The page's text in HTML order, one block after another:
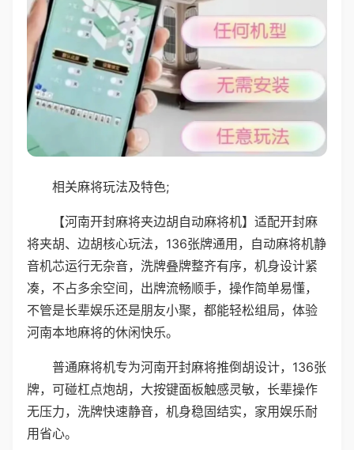
相关麻将玩法及特色;
【河南开封麻将夹边胡自动麻将机】适配开封麻
将夹胡、边胡核心玩法，136张牌通用，自动麻将机静
音机芯运行无杂音，洗牌叠牌整齐有序，机身设计紧
凑，不占多余空间，出牌流畅顺手，操作简单易懂，
不管是长辈娱乐还是朋友小聚，都能轻松组局，体验
河南本地麻将的休闲快乐。
普通麻将机专为河南开封麻将推倒胡设计，136张
牌，可碰杠点炮胡，大按键面板触感灵敏，长辈操作
无压力，洗牌快速静音，机身稳固结实，家用娱乐耐
用省心。